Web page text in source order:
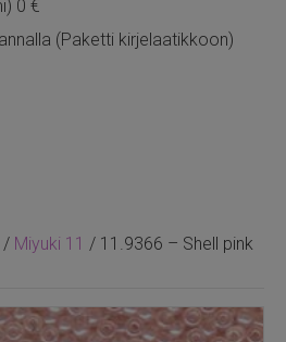
/ Miyuki 11 / 11.9366 – Shell pink
0 €
(Paketti kirjelaatikkoon)